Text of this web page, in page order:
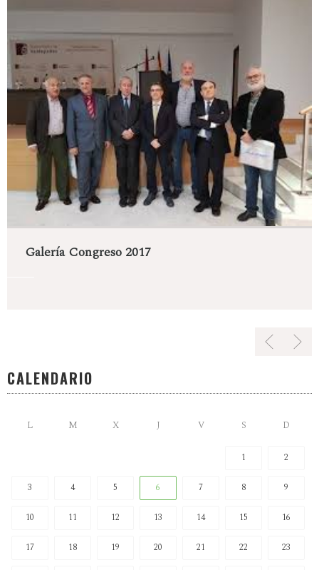
Galería Congreso 2017
CALENDARIO
L M X J V S D
1 2
3 4 5 6 7 8 9
10 11 12 13 14 15 16
17 18 19 20 21 22 23